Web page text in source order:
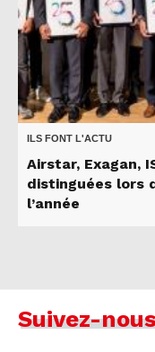
ILS FONT L'ACTU
Airstar, Exagan,
distinguées lors
l’année
Suivez-